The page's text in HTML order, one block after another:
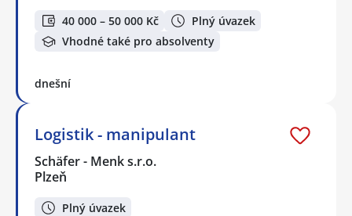
40 000 – 50 000 Kč
Plný úvazek
Vhodné také pro absolventy
dnešní
Logistik - manipulant
Schäfer - Menk s.r.o.
Plzeň
Plný úvazek